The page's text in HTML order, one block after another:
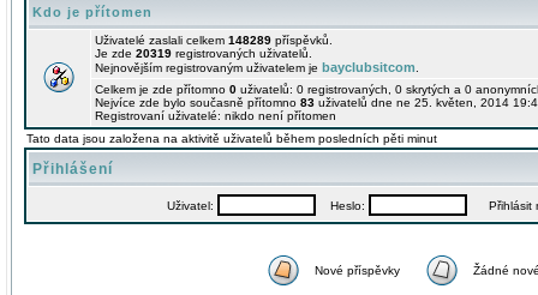
Kdo je přítomen
Uživatelé zaslali celkem 148289 příspěvků.
Je zde 20319 registrovaných uživatelů.
Nejnovějším registrovaným uživatelem je bayclubsitcom
Celkem je zde přítomno 0 uživatelů: 0 registrovaných, 0 skrytých a 0
Nejvíce zde bylo současně přítomno 83 uživatelů dne ne 25. květen, 2014
Registrovaní uživatelé: nikdo není přítomen
Tato data jsou založena na aktivitě uživatelů během posledních pěti minut
Přihlášení
Uživatel: Heslo: Přihlásit
Nové příspěvky Žádné